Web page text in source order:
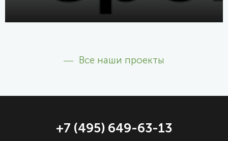
Все наши проекты
+7 (495) 649-63-13